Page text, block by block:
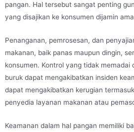
pangan. Hal tersebut sangat penting
yang disajikan ke konsumen dijamin
Penanganan, pemrosesan, dan
makanan, baik panas maupun dingin,
konsumen. Kontrol yang tidak memadai
buruk dapat mengakibatkan insiden
dapat mengakibatkan kerugian
penyedia layanan makanan atau
Keamanan dalam hal pangan memiliki